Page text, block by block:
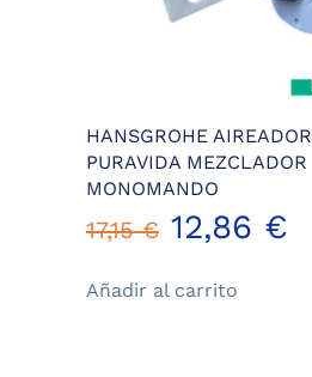
HANSGROHE AIREADOR
PURAVIDA MEZCLADOR
MONOMANDO
17,15€ El
precio
12,86 €
Añadir al carrito